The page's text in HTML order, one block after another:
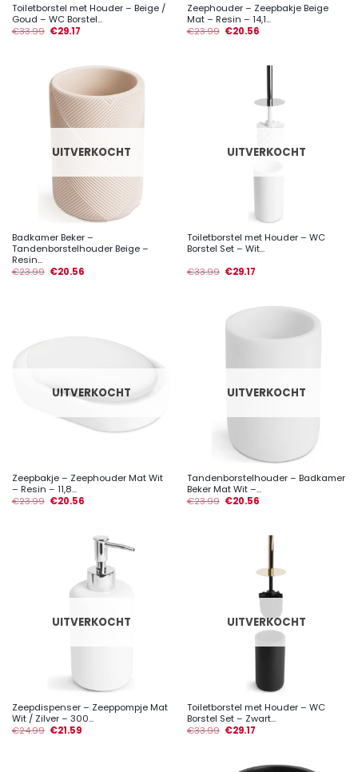
Toiletborstel met Houder – Beige /
Goud – WC Borstel...
€33.99 €29.17
Zeephouder – Zeepbakje Beige
Mat – Resin – 14,1...
€23.99 €20.56
UITVERKOCHT
Badkamer Beker –
Tandenborstelhouder Beige –
Resin...
€23.99 €20.56
UITVERKOCHT
Toiletborstel met Houder – WC
Borstel Set – Wit...
€33.99 €29.17
UITVERKOCHT
Zeepbakje – Zeephouder Mat Wit
– Resin – 11,8...
€23.99 €20.56
UITVERKOCHT
Tandenborstelhouder – Badkamer
Beker Mat Wit –...
€23.99 €20.56
UITVERKOCHT
Zeepdispenser – Zeeppompje Mat
Wit / Zilver – 300...
€24.99 €21.59
UITVERKOCHT
Toiletborstel met Houder – WC
Borstel Set – Zwart...
€33.99 €29.17